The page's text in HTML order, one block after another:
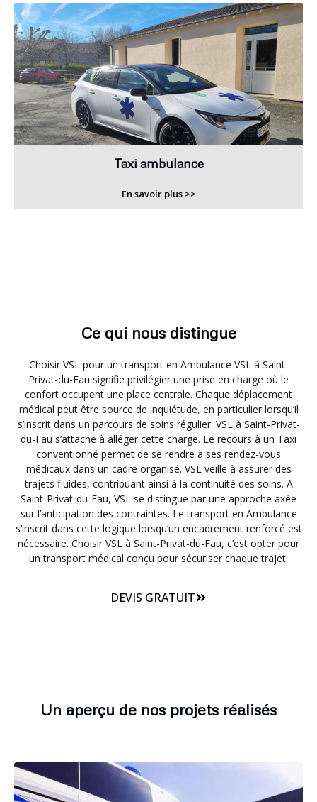
Taxi ambulance
En savoir plus >>
Ce qui nous distingue
Choisir VSL pour un transport en Ambulance VSL à Saint-
Privat-du-Fau signifie privilégier une prise en charge où le
confort occupent une place centrale. Chaque déplacement
médical peut être source de inquiétude, en particulier lorsqu’il
s’inscrit dans un parcours de soins régulier. VSL à Saint-Privat-
du-Fau s’attache à alléger cette charge. Le recours à un Taxi
conventionné permet de se rendre à ses rendez-vous
médicaux dans un cadre organisé. VSL veille à assurer des
trajets fluides, contribuant ainsi à la continuité des soins. A
Saint-Privat-du-Fau, VSL se distingue par une approche axée
sur l’anticipation des contraintes. Le transport en Ambulance
s’inscrit dans cette logique lorsqu’un encadrement renforcé est
nécessaire. Choisir VSL à Saint-Privat-du-Fau, c’est opter pour
un transport médical conçu pour sécuriser chaque trajet.
DEVIS GRATUIT
Un aperçu de nos projets réalisés